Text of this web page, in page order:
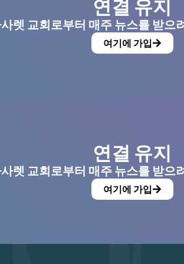
연결 유지
렛 교회로부터 매주 뉴스를 받으
여기에 가입
연결 유지
렛 교회로부터 매주 뉴스를 받으
여기에 가입